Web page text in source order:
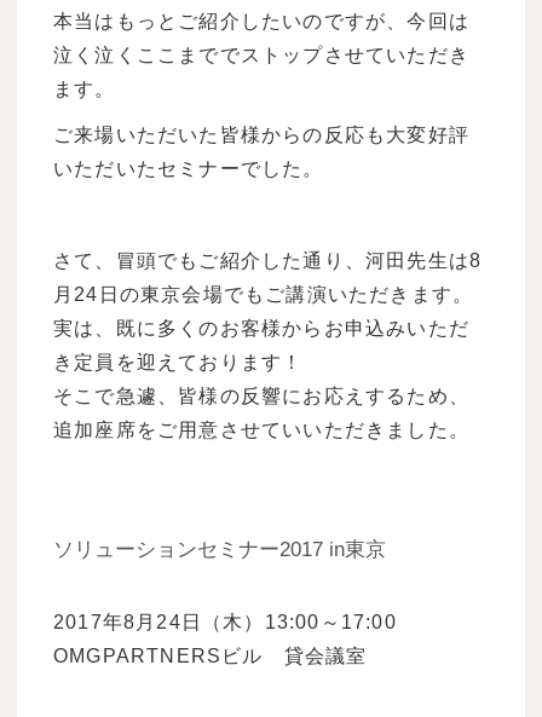
本当はもっとご紹介したいのですが、今回は
泣く泣くここまででストップさせていただき
ます。
ご来場いただいた皆様からの反応も大変好評
いただいたセミナーでした。
さて、冒頭でもご紹介した通り、河田先生は8
月24日の東京会場でもご講演いただきます。
実は、既に多くのお客様からお申込みいただ
き定員を迎えております！
そこで急遽、皆様の反響にお応えするため、
追加座席をご用意させていいただきました。
ソリューションセミナー2017 in東京
2017年8月24日（木）13:00～17:00
OMGPARTNERSビル 貸会議室